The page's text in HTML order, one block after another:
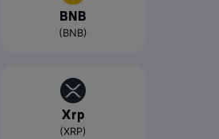
BNB
(BNB)
Xrp
(XRP)